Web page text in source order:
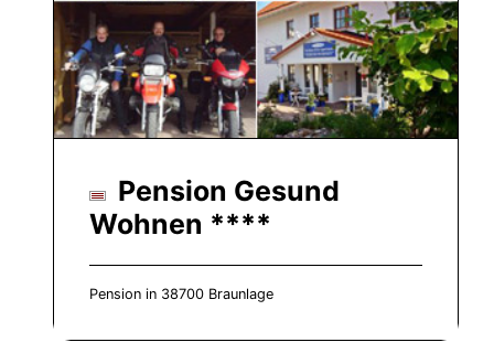
Pension Gesund
Wohnen ****
Pension in 38700 Braunlage